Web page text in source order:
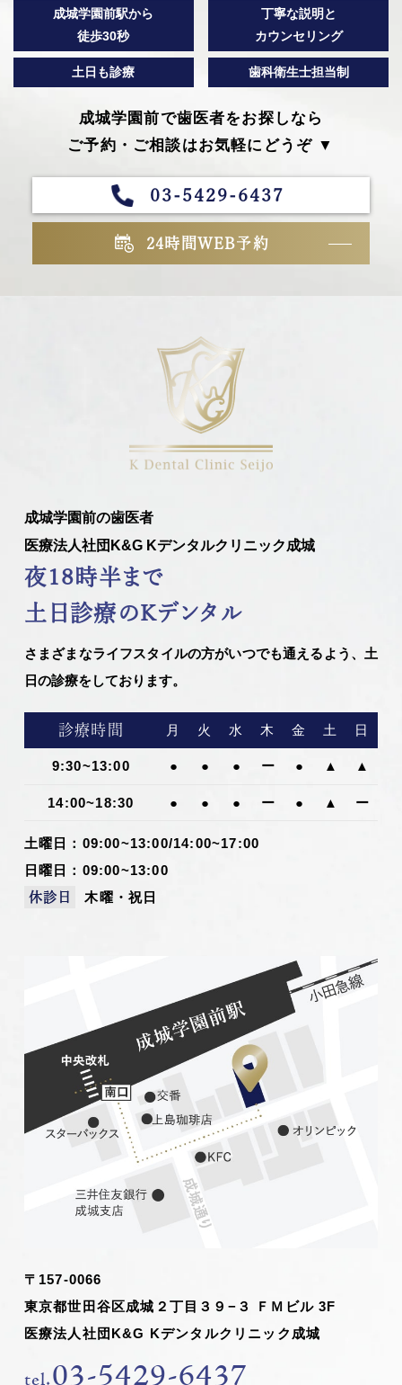
成城学園前駅から
徒歩30秒
丁寧な説明と
カウンセリング
土日も診療 歯科衛生士担当制
成城学園前で歯医者をお探しなら
ご予約・ご相談はお気軽にどうぞ ▼
03-5429-6437
24時間WEB予約
成城学園前の歯医者
医療法人社団K&G Kデンタルクリニック成城
夜18時半まで
土日診療のKデンタル
さまざまなライフスタイルの方がいつでも通えるよう、土
日の診療をしております。
診療時間 月 火 水 木 金 土 日
9:30~13:00 ● ● ● ー ● ▲ ▲
14:00~18:30 ● ● ● ー ● ▲ ー
土曜日：09:00~13:00/14:00~17:00
日曜日：09:00~13:00
休診日 木曜・祝日
〒157-0066
東京都世田谷区成城２丁目３９−３ ＦＭビル 3F
医療法人社団K&G Kデンタルクリニック成城